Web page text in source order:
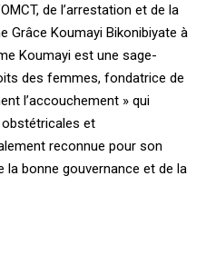
de l’arrestation et de la
Grâce Koumayi Bikonibiyate à
Koumayi est une sage-
des femmes, fondatrice de
l’accouchement » qui
et
reconnue pour son
la bonne gouvernance et de la